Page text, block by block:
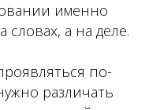
именно
а на деле.
по-
различать